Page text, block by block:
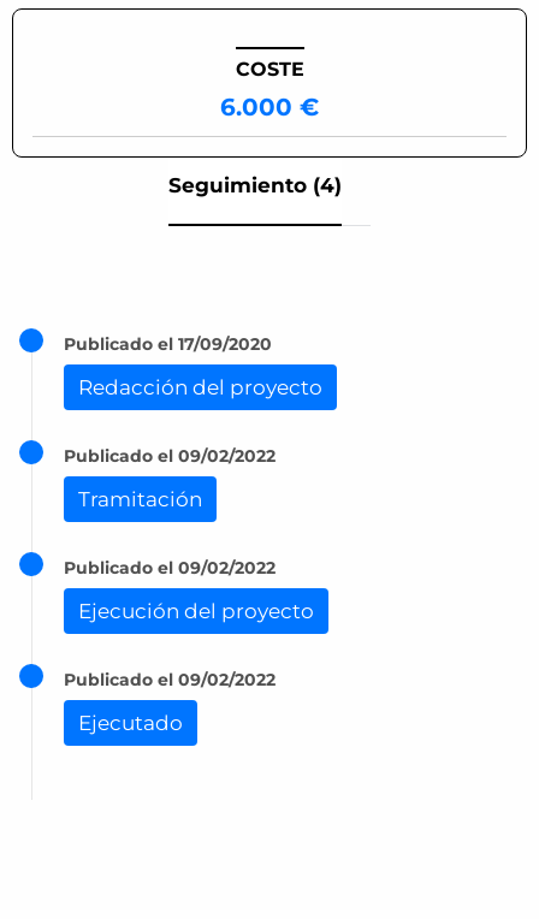
COSTE
6.000 €
Seguimiento (4)
Publicado el 17/09/2020
Redacción del proyecto
Publicado el 09/02/2022
Tramitación
Publicado el 09/02/2022
Ejecución del proyecto
Publicado el 09/02/2022
Ejecutado